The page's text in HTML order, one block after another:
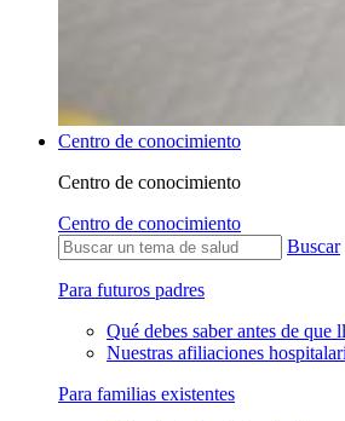
Centro de conocimiento
Centro de conocimiento
Centro de conocimiento
Buscar
Para futuros padres
Qué debes saber antes de que
Nuestras afiliaciones
Para familias existentes